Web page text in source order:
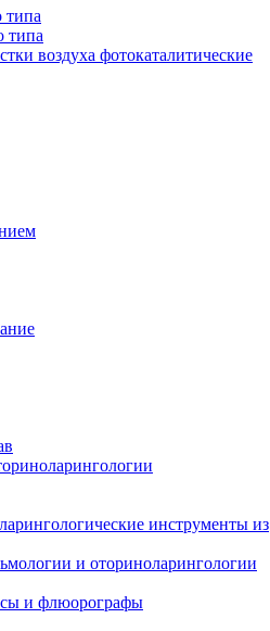
типа
типа
воздуха фотокаталитические
инструменты из
и оториноларингологии
и флюорографы